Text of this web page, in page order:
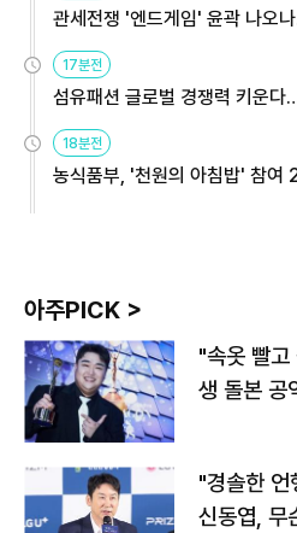
관세전쟁 '엔드게임' 윤곽 나오
용해야
17분전
섬유패션 글로벌 경쟁력 키운
원
18분전
농식품부, '천원의 아침밥' 참여
아주PICK >
"속옷 빨
생 돌본 공
"경솔한
신동엽, 무